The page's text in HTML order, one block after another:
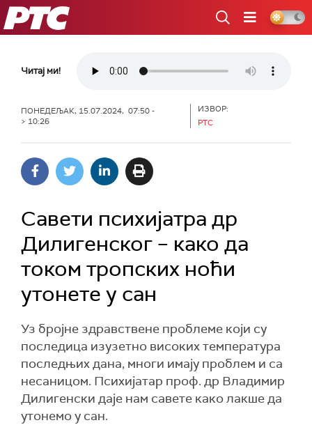
РТС
Читај ми!
ПОНЕДЕЉАК, 15.07.2024, 07:50 -
> 10:26
ИЗВОР:
РТС
Савети психијатра др
Дилигенског – како да
током тропских ноћи
утонете у сан
Уз бројне здравствене проблеме који су
последица изузетно високих температура
последњих дана, многи имају проблем и са
несаницом. Психијатар проф. др Владимир
Дилигенски даје нам савете како лакше да
утонемо у сан.